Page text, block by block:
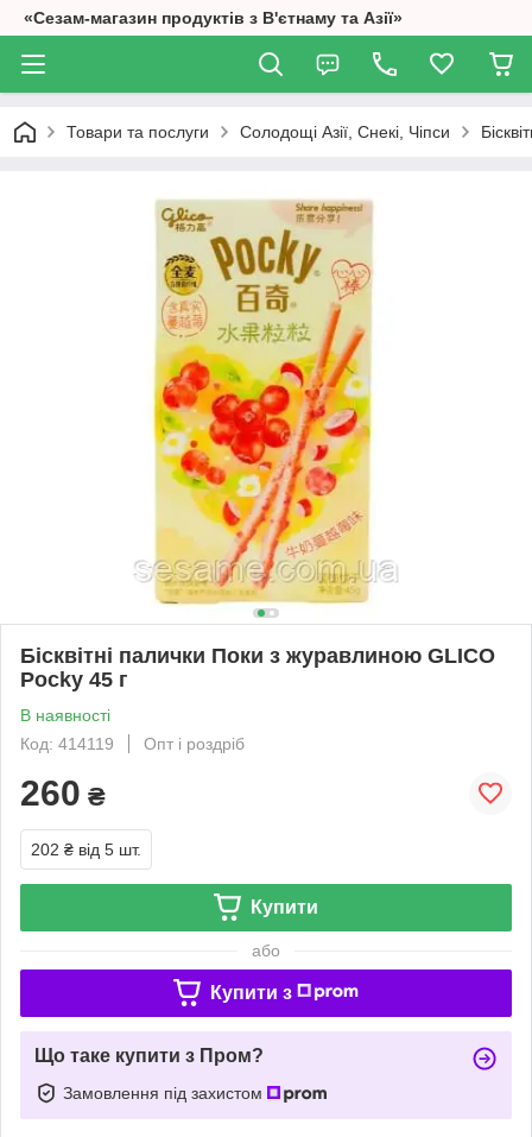
«Сезам-магазин продуктів з В'єтнаму та Азії»
Товари та послуги Солодощі Азії, Снекі, Чіпси
Бісквітні палички Поки з журавлиною GLICO
Pocky 45 г
В наявності
Код: 414119
Опт і роздріб
260 ₴
202 ₴ від 5 шт.
Купити
або
Купити з
Що таке купити з Пром?
Замовлення під захистом